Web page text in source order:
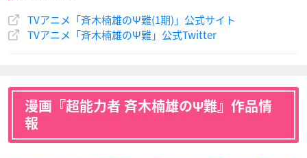
声優：愛河里花子 声優：山寺宏一 声優：田中理恵
TVアニメ「斉木楠雄のΨ難(1期)」公式サイト
TVアニメ「斉木楠雄のΨ難」公式Twitter
漫画『超能力者 斉木楠雄のΨ難』作品情
報